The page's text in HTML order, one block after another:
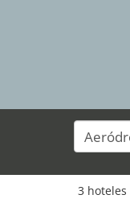
3 hoteles